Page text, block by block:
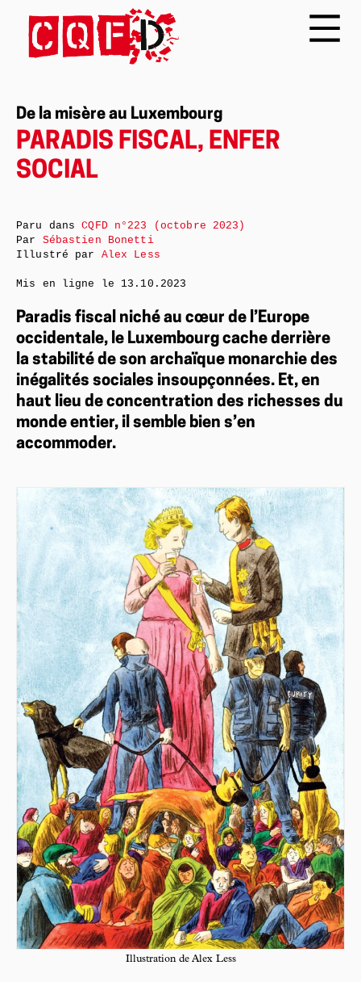
De la misère au Luxembourg
PARADIS FISCAL, ENFER
SOCIAL
Paradis fiscal niché au cœur de l’Europe
occidentale, le Luxembourg cache derrière
la stabilité de son archaïque monarchie des
inégalités sociales insoupçonnées. Et, en
haut lieu de concentration des richesses du
monde entier, il semble bien s’en
accommoder.
Illustration de Alex Less
Paru dansCQFD n°223 (octobre 2023)
Par Sébastien Bonetti
Illustré par Alex Less
Mis en ligne le 13.10.2023